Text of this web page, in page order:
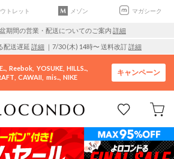
トレット メゾン マガシーク
期間の営業・配送についてのご案内 詳細
配送遅延 詳細 ｜7/30 (木) 14時〜 送料改訂詳細
Reebok YOSUKE HILLS..
CAWAII mis.. NIKE
キャンペーン